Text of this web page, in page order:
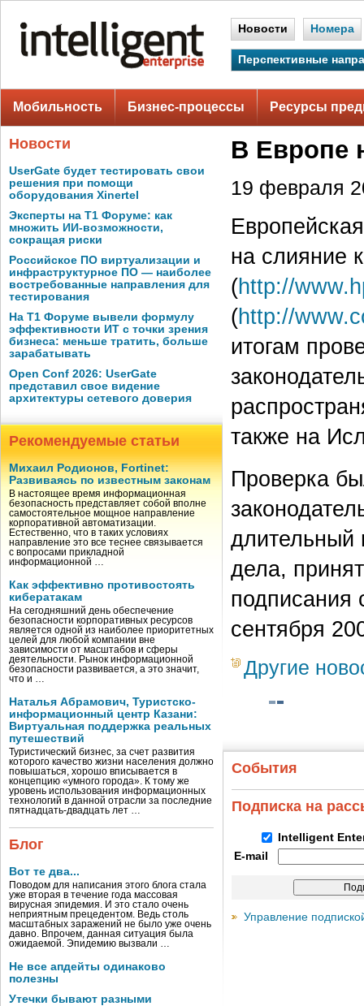
Новости Номера
Перспективные
Мобильность Бизнес-процессы Ресурсы
Новости
UserGate будет тестировать свои
решения при помощи
оборудования Xinertel
Эксперты на Т1 Форуме: как
множить ИИ-возможности,
сокращая риски
Российское ПО виртуализации и
инфраструктурное ПО — наиболее
востребованные направления для
тестирования
На Т1 Форуме вывели формулу
эффективности ИТ с точки зрения
бизнеса: меньше тратить, больше
зарабатывать
Open Conf 2026: UserGate
представил свое видение
архитектуры сетевого доверия
Рекомендуемые статьи
Михаил Родионов, Fortinet:
Развиваясь по известным законам
В настоящее время информационная
безопасность представляет собой вполне
самостоятельное мощное направление
корпоративной автоматизации.
Естественно, что в таких условиях
направление это все теснее связывается
с вопросами прикладной
информационной …
Как эффективно противостоять
кибератакам
На сегодняшний день обеспечение
безопасности корпоративных ресурсов
является одной из наиболее приоритетных
целей для любой компании вне
зависимости от масштабов и сферы
деятельности. Рынок информационной
безопасности развивается, а это значит,
что и …
Наталья Абрамович, Туристско-
информационный центр Казани:
Виртуальная поддержка реальных
путешествий
Туристический бизнес, за счет развития
которого качество жизни населения должно
повышаться, хорошо вписывается в
концепцию «умного города». К тому же
уровень использования информационных
технологий в данной отрасли за последние
пятнадцать-двадцать лет …
Блог
Вот те два...
Поводом для написания этого блога стала
уже вторая в течение года массовая
вирусная эпидемия. И это стало очень
неприятным прецедентом. Ведь столь
масштабных заражений не было уже очень
давно. Впрочем, данная ситуация была
ожидаемой. Эпидемию вызвали …
Не все апдейты одинаково
полезны
Утечки бывают разными
В Европе
19 февраля
на слияние
(http://
(http://
итогам
также на
Проверка
длительный
дела,
подписания
сентября
Другие
События
Подписка на
Intelligent
E-mail
Управление